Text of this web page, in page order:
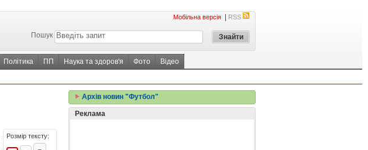
Мобільна версія RSS
Пошук
Політика ПП Наука та здоров'я Фото
Відео
Розмір тексту:
Архів новин "Футбол"
Реклама